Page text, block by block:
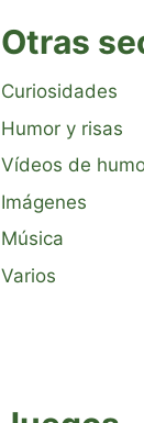
Otras
Curiosidades
Humor y risas
Vídeos de
Imágenes
Música
Varios